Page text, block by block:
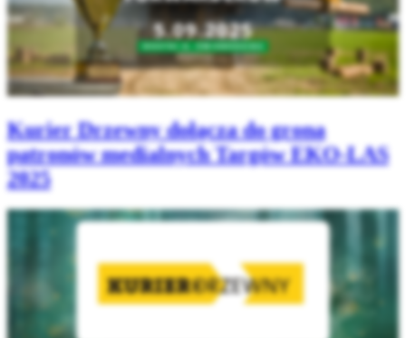
Kurier Drzewny dołącza do grona
patronów medialnych Targów EKO-LAS
2025